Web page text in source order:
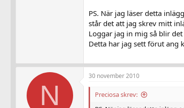
PS. När jag läser detta
står det att jag skrev mitt
Loggar jag in mig så blir
Detta har jag sett förut ang
N
30 november 2010
Preciosa skrev: